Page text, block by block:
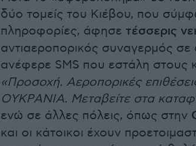
δύο τομείς του Κιέβου, που
πληροφορίες, άφησε τέσσερις
αντιαεροπορικός συναγερμός
ανέφερε SMS που εστάλη στους
«Προσοχή. Αεροπορικές
ΟΥΚΡΑΝΙΑ. Μεταβείτε στα
ενώ σε άλλες πόλεις, όπως στην
και οι κάτοικοι έχουν